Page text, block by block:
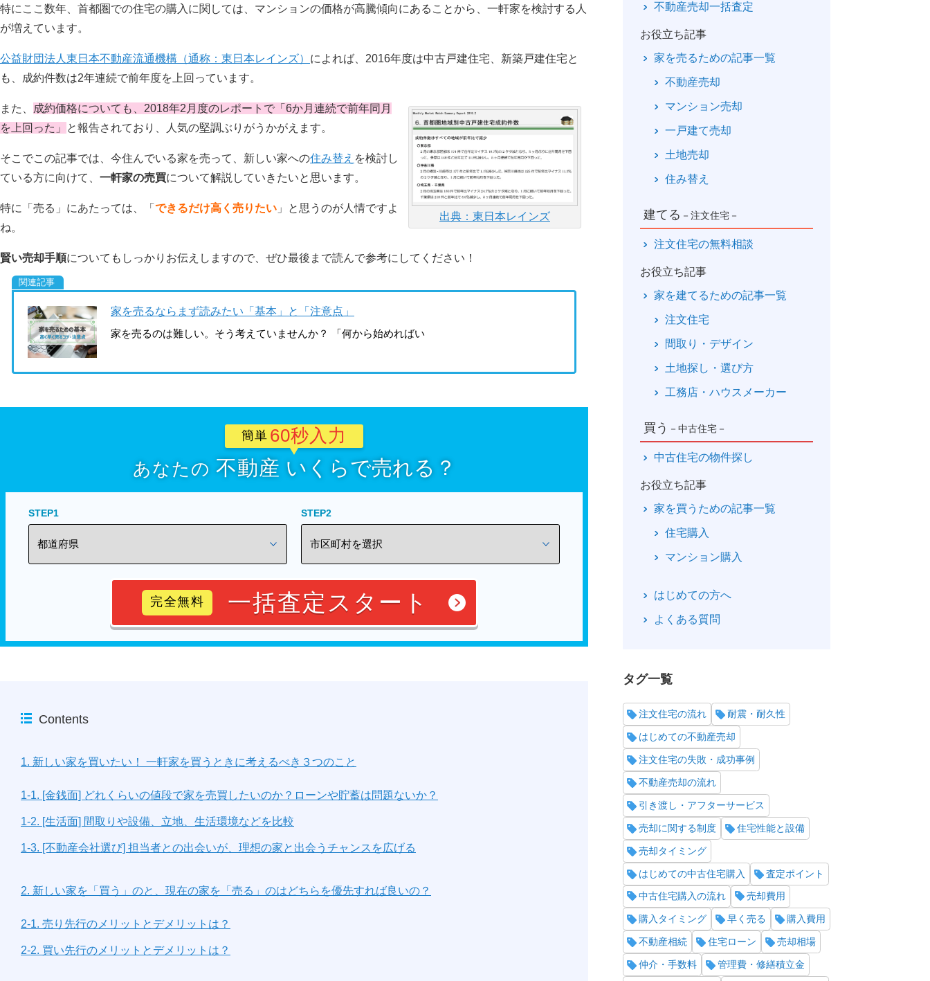
特にここ数年、首都圏での住宅の購入に関しては、マンションの価格が高騰傾向にあることから、一軒家を検討する人
が増えています。
公益財団法人東日本不動産流通機構（通称：東日本レインズ） によれば、2016年度は中古戸建住宅、新築戸建住宅と
も、成約件数は2年連続で前年度を上回っています。
出典：東日本レインズ
また、
成約価格についても、2018年2月度のレポートで「6か月連続で前年同月
を上回った」
と報告されており、人気の堅調ぶりがうかがえます。
そこでこの記事では、今住んでいる家を売って、新しい家への住み替え を検討し
ている方に向けて、 一軒家の売買について解説していきたいと思います。
特に「売る」にあたっては、「 できるだけ高く売りたい 」と思うのが人情ですよ
ね。
賢い売却手順についてもしっかりお伝えしますので、ぜひ最後まで読んで参考にしてください！
家を売るならまず読みたい「基本」と「注意点」
家を売るのは難しい。そう考えていませんか？ 「何から始めればい
簡単 60秒入力
あなたの 不動産 いくらで売れる？
STEP1 STEP2
完全無料 一括査定スタート
Contents
1. 新しい家を買いたい！ 一軒家を買うときに考えるべき３つのこと
1-1. [金銭面] どれくらいの値段で家を売買したいのか？ローンや貯蓄は問題ないか？
1-2. [生活面] 間取りや設備、立地、生活環境などを比較
1-3. [不動産会社選び] 担当者との出会いが、理想の家と出会うチャンスを広げる
2. 新しい家を「買う」のと、現在の家を「売る」のはどちらを優先すれば良いの？
2-1. 売り先行のメリットとデメリットは？
2-2. 買い先行のメリットとデメリットは？
不動産売却一括査定
お役立ち記事
家を売るための記事一覧
不動産売却
マンション売却
一戸建て売却
土地売却
住み替え
建てる －注文住宅－
注文住宅の無料相談
お役立ち記事
家を建てるための記事一覧
注文住宅
間取り・デザイン
土地探し・選び方
工務店・ハウスメーカー
買う －中古住宅－
中古住宅の物件探し
お役立ち記事
家を買うための記事一覧
住宅購入
マンション購入
はじめての方へ
よくある質問
タグ一覧
注文住宅の流れ 耐震・耐久性
はじめての不動産売却
注文住宅の失敗・成功事例
不動産売却の流れ
引き渡し・アフターサービス
売却に関する制度 住宅性能と設備
売却タイミング
はじめての中古住宅購入 査定ポイント
中古住宅購入の流れ 売却費用
購入タイミング 早く売る 購入費用
不動産相続 住宅ローン 売却相場
仲介・手数料 管理費・修繕積立金